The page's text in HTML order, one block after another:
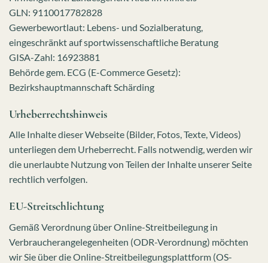
GLN: 9110017782828
Gewerbewortlaut: Lebens- und Sozialberatung,
eingeschränkt auf sportwissenschaftliche Beratung
GISA-Zahl: 16923881
Behörde gem. ECG (E-Commerce Gesetz):
Bezirkshauptmannschaft Schärding
Urheberrechtshinweis
Alle Inhalte dieser Webseite (Bilder, Fotos, Texte, Videos)
unterliegen dem Urheberrecht. Falls notwendig, werden wir
die unerlaubte Nutzung von Teilen der Inhalte unserer Seite
rechtlich verfolgen.
EU-Streitschlichtung
Gemäß Verordnung über Online-Streitbeilegung in
Verbraucherangelegenheiten (ODR-Verordnung) möchten
wir Sie über die Online-Streitbeilegungsplattform (OS-